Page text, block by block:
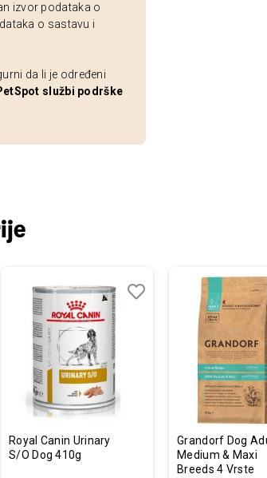
izvor podataka o
o sastavu i
da li je određeni
službi podrške
Royal Canin Urinary
S/O Dog 410g
Grandorf Dog
Medium & Maxi
Breeds 4 Vrste